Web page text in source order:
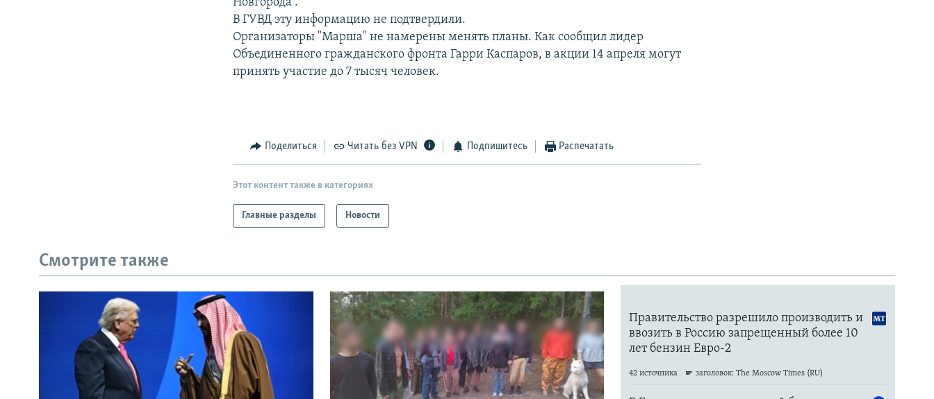
Новгорода .
В ГУВД эту информацию не подтвердили.
Организаторы "Марша" не намерены менять планы. Как сообщил лидер
Объединенного гражданского фронта Гарри Каспаров, в акции 14 апреля могут
принять участие до 7 тысяч человек.
Поделиться Читать без VPN Подпишитесь Распечатать
Этот контент также в категориях
Главные разделы Новости
Смотрите также